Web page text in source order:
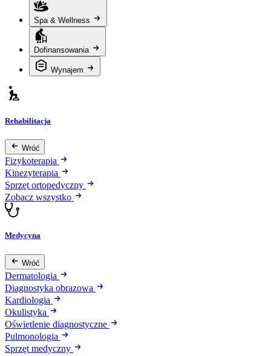
Spa & Wellness
Dofinansowania
Wynajem
Rehabilitacja
Wróć
Fizykoterapia
Kinezyterapia
Sprzęt ortopedyczny
Zobacz wszystko
Medycyna
Wróć
Dermatologia
Diagnostyka obrazowa
Kardiologia
Okulistyka
Oświetlenie diagnostyczne
Pulmonologia
Sprzęt medyczny